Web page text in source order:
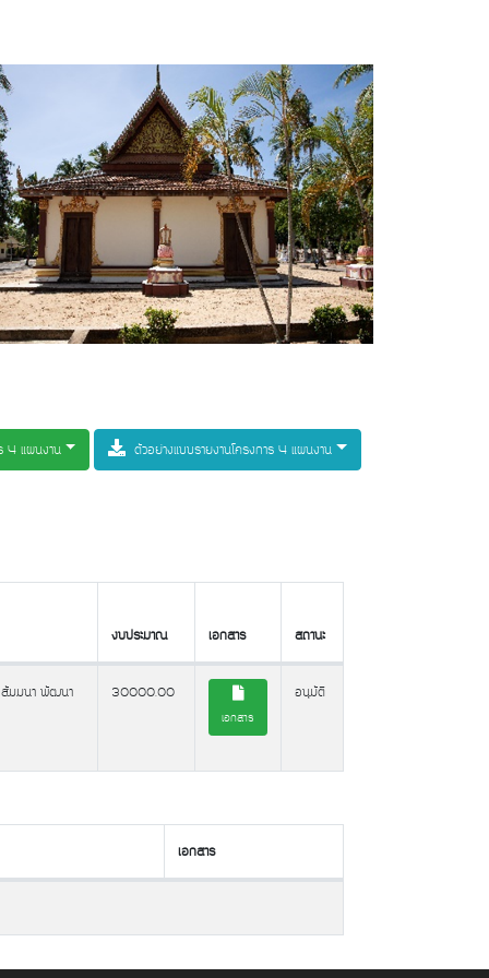
4 แผนงาน ตัวอย่างแบบรายงานโครงการ 4 แผนงาน
งบประมาณ เอกสาร สถานะ
เอกสาร
สัมมนา พัฒนา
30000.00
เอกสาร
อนุมัติ
เอกสาร